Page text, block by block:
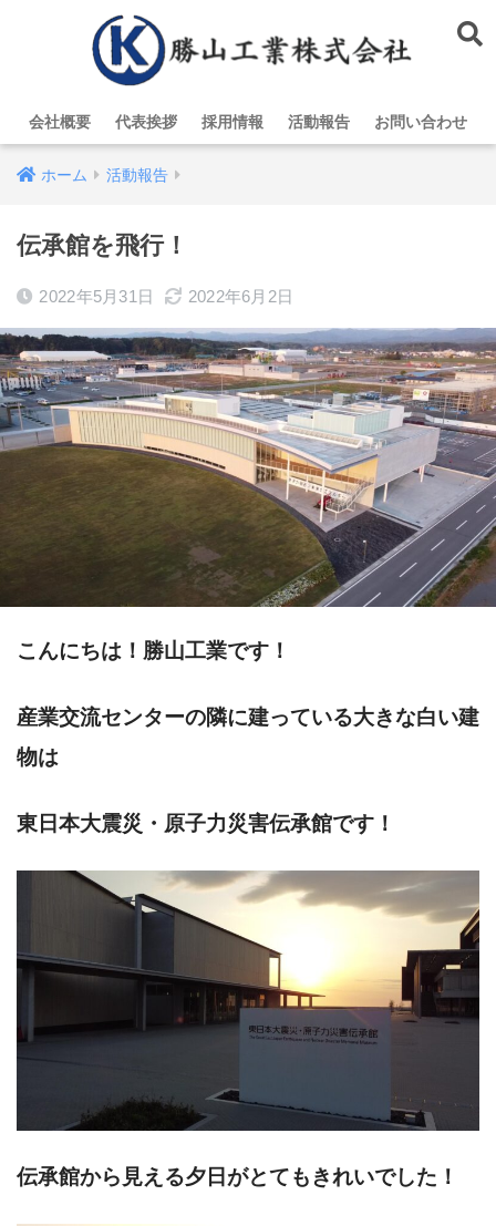
会社概要 代表挨拶 採用情報 活動報告 お問い合わせ
ホーム 活動報告
伝承館を飛行！
2022年5月31日 2022年6月2日
こんにちは！勝山工業です！
産業交流センターの隣に建っている大きな白い建
物は
東日本大震災・原子力災害伝承館です！
伝承館から見える夕日がとてもきれいでした！